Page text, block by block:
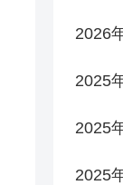
2026
2025
2025
2025